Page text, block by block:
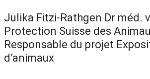
Julika Fitzi-Rathgen Dr méd.
Protection Suisse des
Responsable du projet
d’animaux